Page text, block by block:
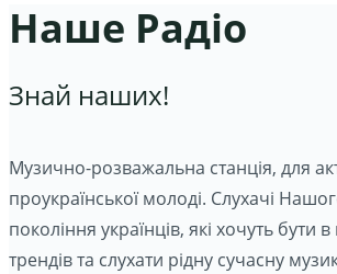
Наше Радіо
Знай наших!
Музично-розважальна станція, для
проукраїнської молоді. Слухачі
покоління українців, які хочуть бути в
трендів та слухати рідну сучасну